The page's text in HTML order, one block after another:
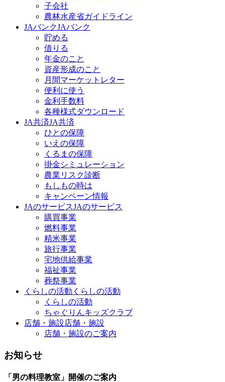
子会社
農林水産省ガイドライン
JAバンクJAバンク
貯める
借りる
年金のこと
資産形成のこと
月間マーケットレター
便利に使う
金利手数料
各種様式ダウンロード
JA共済JA共済
ひとの保障
いえの保障
くるまの保障
掛金シミュレーション
農業リスク診断
もしもの時は
キャンペーン情報
JAのサービスJAのサービス
購買事業
燃料事業
精米事業
旅行事業
宅地供給事業
福祉事業
葬祭事業
くらしの活動 くらしの活動
くらしの活動
ちゃぐりんキッズクラブ
店舗・施設店舗・施設
店舗・施設のご案内
お知らせ
「男の料理教室」開催のご案内